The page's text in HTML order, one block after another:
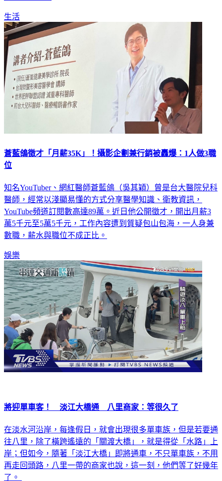
生活
蒼藍鴿徵才「月薪35K」！攝影企劃兼行銷被轟爆：1人做3職
位
知名YouTuber、網紅醫師蒼藍鴿（吳其穎）曾是台大醫院兒科
醫師，經常以淺顯易懂的方式分享醫學知識、衛教資訊，
YouTube頻道訂閱數高達89萬。近日他公開徵才，開出月薪3
萬5千元至5萬5千元，工作內容遭到質疑包山包海，一人身兼
數職，薪水與職位不成正比。
娛樂
將迎單車客！ 淡江大橋通 八里商家：等很久了
在淡水河沿岸，每逢假日，就會出現很多單車族，但是若要通
往八里，除了橫跨遙遠的「關渡大橋」，就是得從「水路」上
岸；但如今，隨著「淡江大橋」即將通車，不只單車族，不用
再走回頭路，八里一帶的商家也說，這一刻，他們等了好幾年
了。